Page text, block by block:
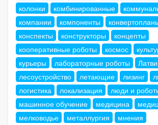
колонки
комбинированные
компании
компоненты
конспекты
конструкторы
концепты
кооперативные роботы
космос
курьеры
лабораторные роботы
лесоустройство
летающие лизинг
логистика
локализация люди и
машинное обучение
медицина
мелководье
металлургия
мнения